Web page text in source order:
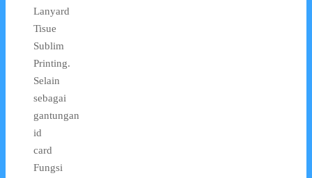
Lanyard
Tisue
Sublim
Printing.
Selain
sebagai
gantungan
id
card
Fungsi